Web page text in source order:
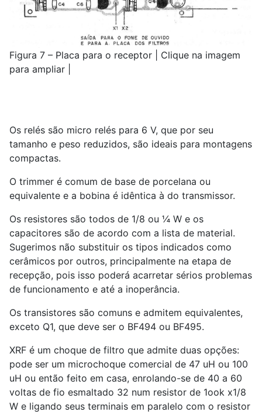
Figura 7 – Placa para o receptor | Clique na imagem
para ampliar |
Os relés são micro relés para 6 V, que por seu
tamanho e peso reduzidos, são ideais para montagens
compactas.
O trimmer é comum de base de porcelana ou
equivalente e a bobina é idêntica à do transmissor.
Os resistores são todos de 1/8 ou ¼ W e os
capacitores são de acordo com a lista de material.
Sugerimos não substituir os tipos indicados como
cerâmicos por outros, principalmente na etapa de
recepção, pois isso poderá acarretar sérios problemas
de funcionamento e até a inoperância.
Os transistores são comuns e admitem equivalentes,
exceto Q1, que deve ser o BF494 ou BF495.
XRF é um choque de filtro que admite duas opções:
pode ser um microchoque comercial de 47 uH ou 100
uH ou então feito em casa, enrolando-se de 40 a 60
voltas de fio esmaltado 32 num resistor de 1ook x1/8
W e ligando seus terminais em paralelo com o resistor